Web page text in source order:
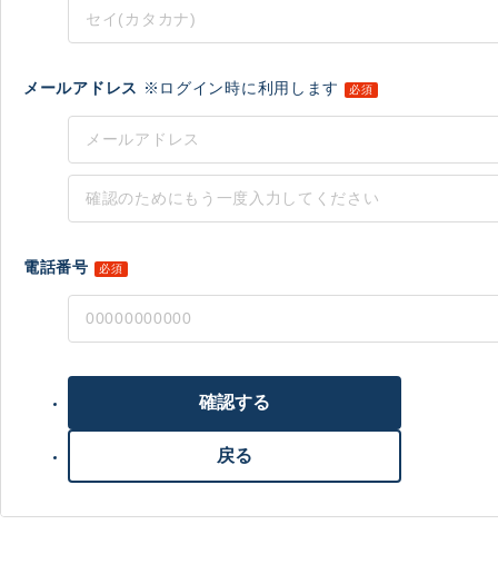
メールアドレス ※ログイン時に利用します 必須
電話番号 必須
戻る
確認する